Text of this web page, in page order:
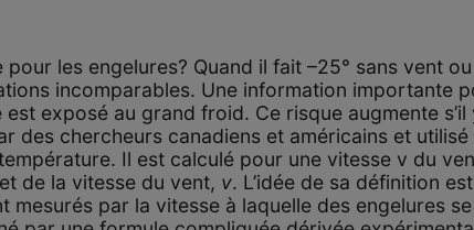
les engelures? Quand il fait –25° sans vent
incomparables. Une information importante
exposé au grand froid. Ce risque augmente s’il
des chercheurs canadiens et américains et
Il est calculé pour une vitesse v du
de la vitesse du vent, v. L’idée de sa définition
mesurés par la vitesse à laquelle des engelures